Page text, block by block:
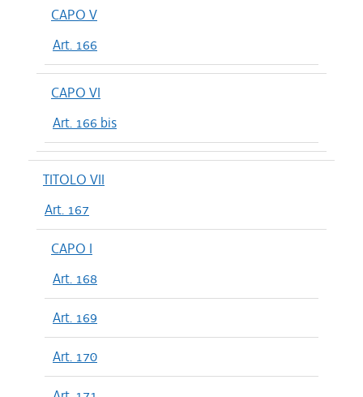
CAPO V
Art. 166
CAPO VI
Art. 166 bis
TITOLO VII
Art. 167
CAPO I
Art. 168
Art. 169
Art. 170